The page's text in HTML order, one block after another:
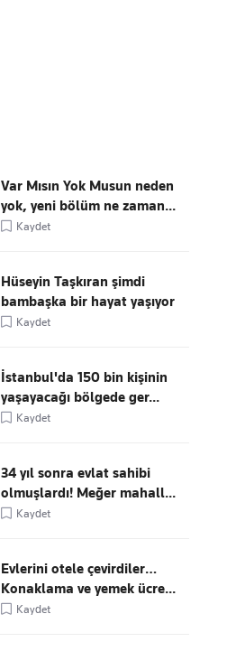
Var Mısın Yok Musun neden
yok, yeni bölüm ne zaman...
Kaydet
Hüseyin Taşkıran şimdi
bambaşka bir hayat yaşıyor
Kaydet
İstanbul'da 150 bin kişinin
yaşayacağı bölgede ger...
Kaydet
34 yıl sonra evlat sahibi
olmuşlardı! Meğer mahall...
Kaydet
Evlerini otele çevirdiler…
Konaklama ve yemek ücre...
Kaydet